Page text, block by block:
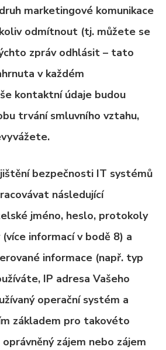
marketingové komunikace
odmítnout (tj. můžete se
zpráv odhlásit – tato
v každém
kontaktní údaje budou
trvání smluvního vztahu,
bezpečnosti IT systémů
následující
jméno, heslo, protokoly
informací v bodě 8) a
informace (např. typ
IP adresa Vašeho
operační systém a
základem pro takovéto
zájem nebo zájem